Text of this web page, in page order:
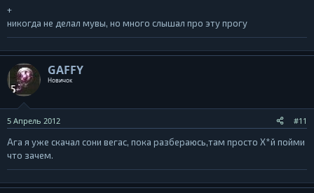
+
никогда не делал мувы, но много слышал про эту прогу
GAFFY
Новичок
5 Апрель 2012 #11
Ага я уже скачал сони вегас, пока разбераюсь,там просто Х*й пойми
что зачем.